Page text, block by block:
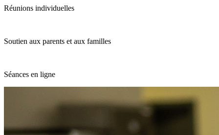
Réunions individuelles
Soutien aux parents et aux familles
Séances en ligne